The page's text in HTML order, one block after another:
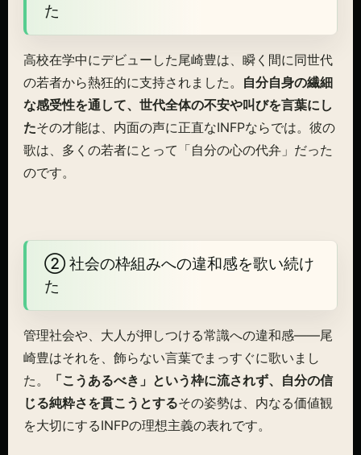
た
高校在学中にデビューした尾崎豊は、瞬く間に同世代
の若者から熱狂的に支持されました。 自分自身の繊細
な感受性を通して、世代全体の不安や叫びを言葉にし
たその才能は、内面の声に正直なINFPならでは。彼の
歌は、多くの若者にとって「自分の心の代弁」だった
のです。
② 社会の枠組みへの違和感を歌い続け
た
管理社会や、大人が押しつける常識への違和感——尾
崎豊はそれを、飾らない言葉でまっすぐに歌いまし
た。
「こうあるべき」という枠に流されず、自分の信
じる純粋さを貫こうとするその姿勢は、内なる価値観
を大切にするINFPの理想主義の表れです。